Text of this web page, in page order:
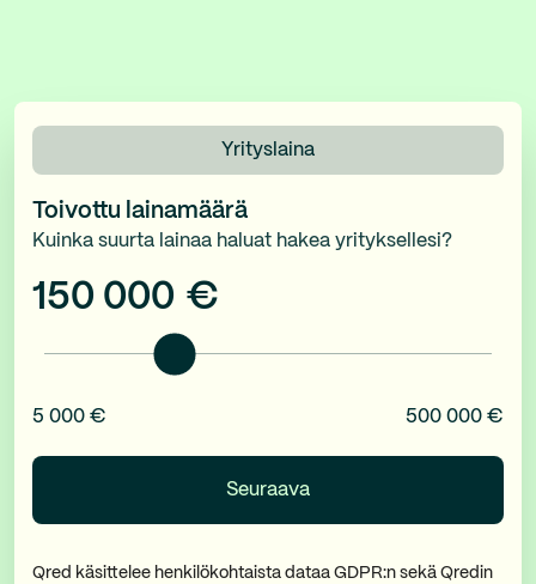
Yrityslaina
Toivottu lainamäärä
Kuinka suurta lainaa haluat hakea yrityksellesi?
150 000 €
5 000 € 500 000 €
Qred käsittelee henkilökohtaista dataa GDPR:n sekä Qredin